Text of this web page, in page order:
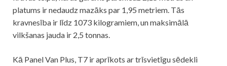
platums ir nedaudz mazāks par 1,95 metriem. Tās
kravnesība ir līdz 1073 kilogramiem, un maksimālā
vilkšanas jauda ir 2,5 tonnas.
Kā Panel Van Plus, T7 ir aprīkots ar trīsvietīgu sēdekli